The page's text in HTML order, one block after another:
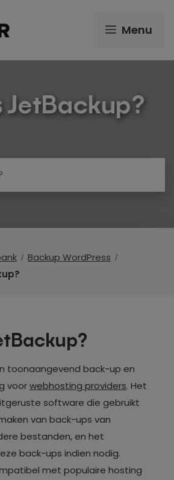
Menu
JetBackup?
Backup WordPress
toonaangevend back-up en
voorwebhosting providers. Het
software die gebruikt
van back-ups van
bestanden, en het
back-ups indien nodig.
met populaire hosting